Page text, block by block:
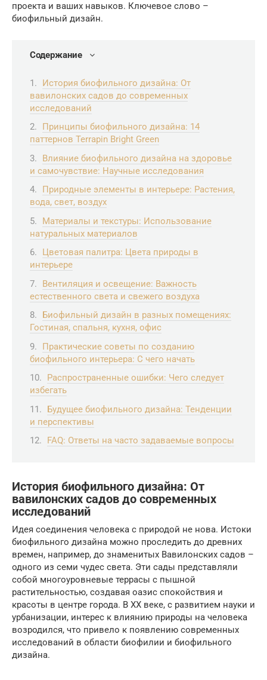
проекта и ваших навыков. Ключевое слово –
биофильный дизайн.
Содержание
История биофильного дизайна: От
вавилонских садов до современных
исследований
Принципы биофильного дизайна: 14
паттернов Terrapin Bright Green
Влияние биофильного дизайна на здоровье
и самочувствие: Научные исследования
Природные элементы в интерьере: Растения,
вода, свет, воздух
Материалы и текстуры: Использование
натуральных материалов
Цветовая палитра: Цвета природы в
интерьере
Вентиляция и освещение: Важность
естественного света и свежего воздуха
Биофильный дизайн в разных помещениях:
Гостиная, спальня, кухня, офис
Практические советы по созданию
биофильного интерьера: С чего начать
Распространенные ошибки: Чего следует
избегать
Будущее биофильного дизайна: Тенденции
и перспективы
FAQ: Ответы на часто задаваемые вопросы
История биофильного дизайна: От
вавилонских садов до современных
исследований
Идея соединения человека с природой не нова. Истоки
биофильного дизайна можно проследить до древних
времен, например, до знаменитых Вавилонских садов –
одного из семи чудес света. Эти сады представляли
собой многоуровневые террасы с пышной
растительностью, создавая оазис спокойствия и
красоты в центре города. В XX веке, с развитием науки и
урбанизации, интерес к влиянию природы на человека
возродился, что привело к появлению современных
исследований в области биофилии и биофильного
дизайна.